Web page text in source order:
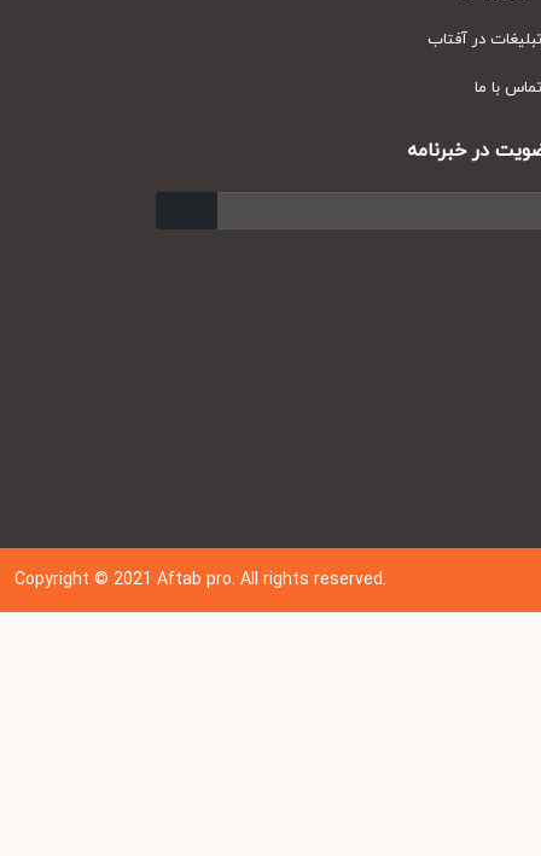
در آفتاب
با ما
در خبرنامه
Copyright © 202 1Aftab pro. All rights reserved.